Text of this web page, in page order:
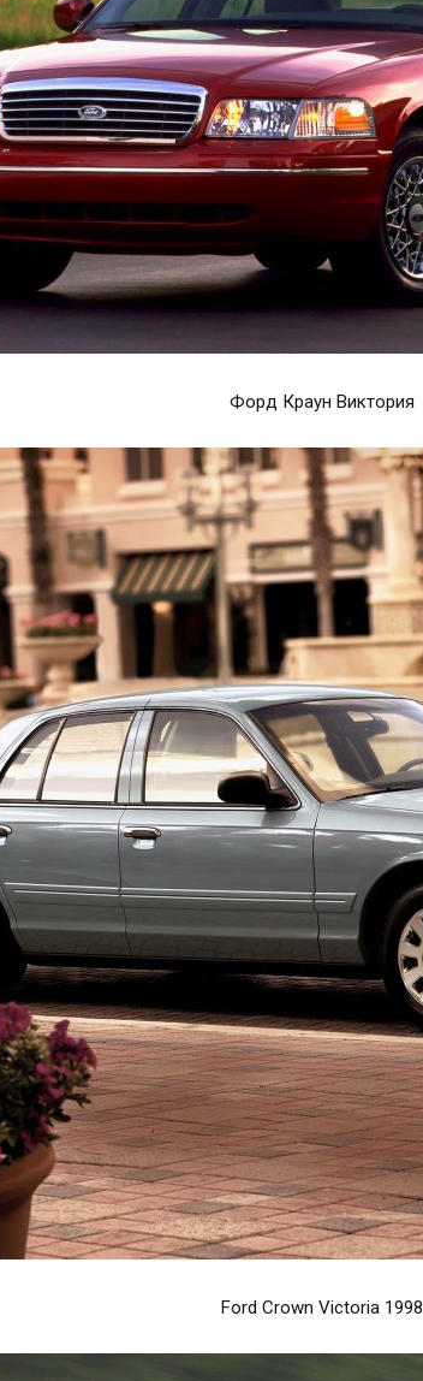
Форд Краун Виктория
Ford Crown Victoria 1998